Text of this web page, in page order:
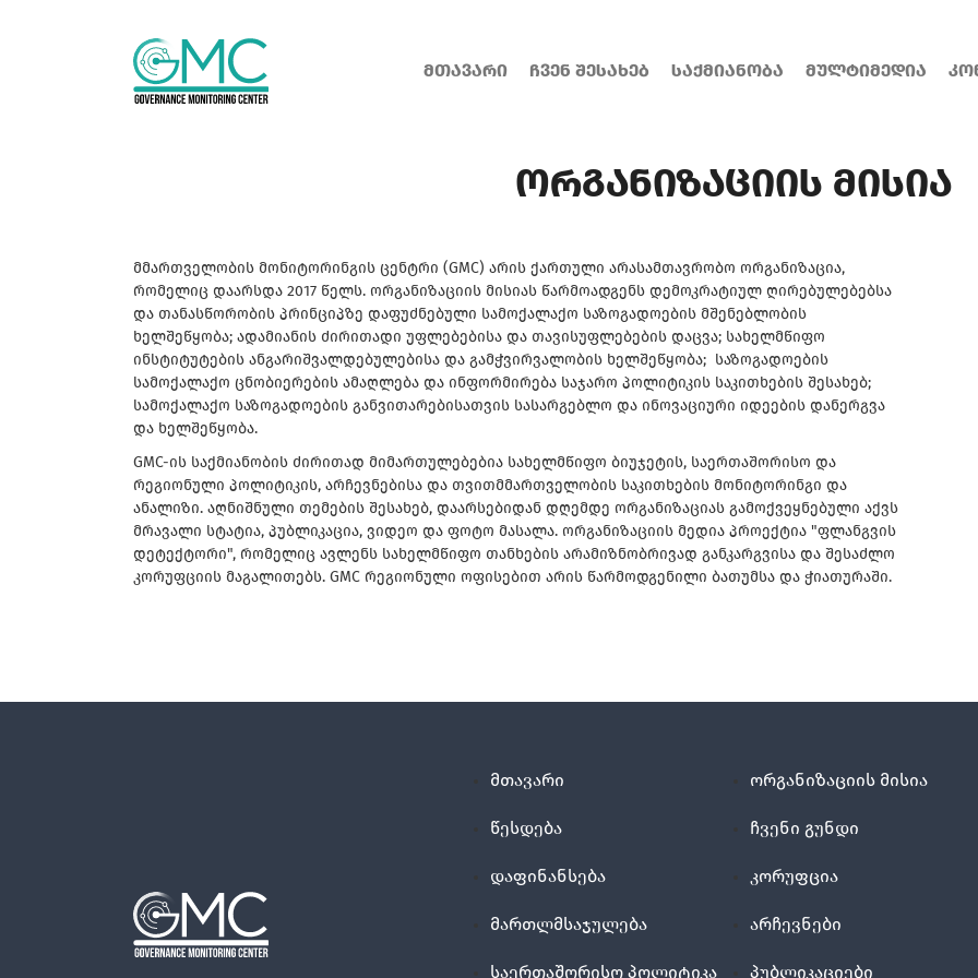
ᲛᲗᲐᲕᲐᲠᲘ ᲩᲕᲔᲜ ᲨᲔᲡᲐᲮᲔᲑ ᲡᲐᲥᲛᲘᲐᲜᲝᲑᲐ ᲛᲣᲚᲢᲘᲛᲔᲓᲘᲐ
ᲝᲠᲒᲐᲜᲘᲖᲐᲪᲘᲘᲡ ᲛᲘᲡᲘᲐ
მმართველობის მონიტორინგის ცენტრი (GMC) არის ქართული არასამთავრობო ორგანიზაცია,
რომელიც დაარსდა 2017 წელს. ორგანიზაციის მისიას წარმოადგენს დემოკრატიულ ღირებულებებსა
და თანასწორობის პრინციპზე დაფუძნებული სამოქალაქო საზოგადოების მშენებლობის
ხელშეწყობა; ადამიანის ძირითადი უფლებებისა და თავისუფლებების დაცვა; სახელმწიფო
ინსტიტუტების ანგარიშვალდებულებისა და გამჭვირვალობის ხელშეწყობა; საზოგადოების
სამოქალაქო ცნობიერების ამაღლება და ინფორმირება საჯარო პოლიტიკის საკითხების შესახებ;
სამოქალაქო საზოგადოების განვითარებისათვის სასარგებლო და ინოვაციური იდეების დანერგვა
და ხელშეწყობა.
GMC-ის საქმიანობის ძირითად მიმართულებებია სახელმწიფო ბიუჯეტის, საერთაშორისო და
რეგიონული პოლიტიკის, არჩევნებისა და თვითმმართველობის საკითხების მონიტორინგი და
ანალიზი. აღნიშნული თემების შესახებ, დაარსებიდან დღემდე ორგანიზაციას გამოქვეყნებული აქვს
მრავალი სტატია, პუბლიკაცია, ვიდეო და ფოტო მასალა. ორგანიზაციის მედია პროექტია "ფლანგვის
დეტექტორი", რომელიც ავლენს სახელმწიფო თანხების არამიზნობრივად განკარგვისა და შესაძლო
კორუფციის მაგალითებს. GMC რეგიონული ოფისებით არის წარმოდგენილი ბათუმსა და ჭიათურაში.
მთავარი ორგანიზაციის მისია
წესდება ჩვენი გუნდი
დაფინანსება კორუფცია
მართლმსაჯულება არჩევნები
საერთაშორისო პოლიტიკა პუბლიკაციები